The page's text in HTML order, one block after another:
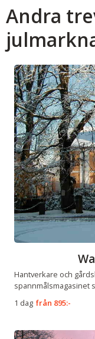
Andra
Hantverkare och
spannmålsmagasinet
1 dag från 895:-